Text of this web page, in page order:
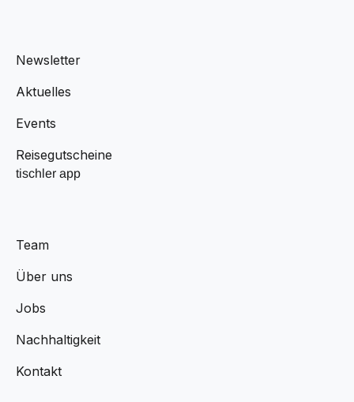
Newsletter
Aktuelles
Events
Reisegutscheine
tischler app
Team
Über uns
Jobs
Nachhaltigkeit
Kontakt